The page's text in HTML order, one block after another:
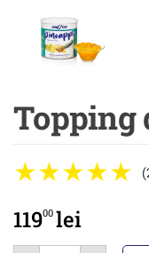
Topping
11900 lei